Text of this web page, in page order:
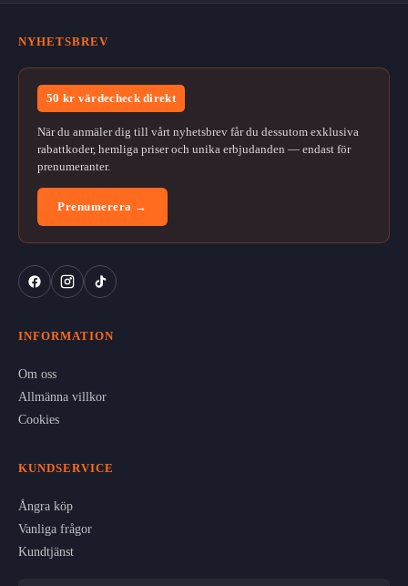
NYHETSBREV
50 kr värdecheck direkt
När du anmäler dig till vårt nyhetsbrev får du dessutom exklusiva
rabattkoder, hemliga priser och unika erbjudanden — endast för
prenumeranter.
Prenumerera →
INFORMATION
Om oss
Allmänna villkor
Cookies
KUNDSERVICE
Ångra köp
Vanliga frågor
Kundtjänst